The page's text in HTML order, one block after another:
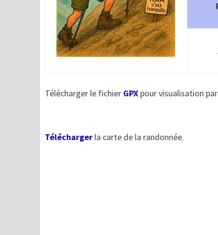
Télécharger le fichier GPXpour visualisation
Téléchargerla carte de la randonnée.